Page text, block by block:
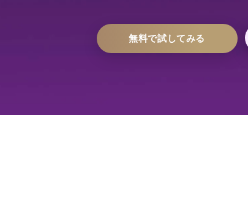
無料で試してみる